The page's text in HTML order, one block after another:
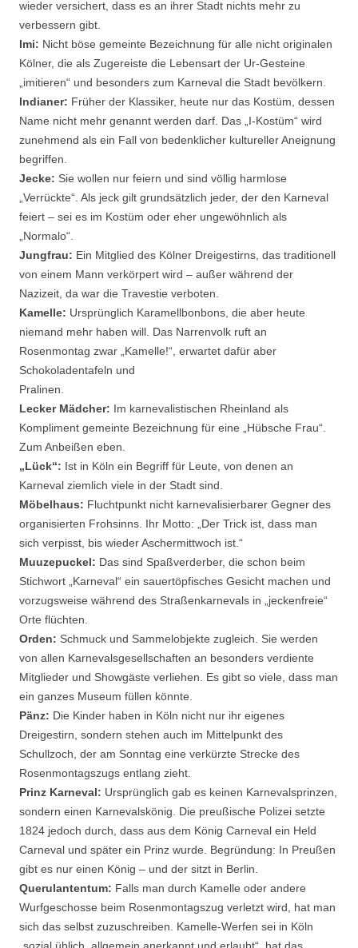
wieder versichert, dass es an ihrer Stadt nichts mehr zu
verbessern gibt.
Imi: Nicht böse gemeinte Bezeichnung für alle nicht originalen
Kölner, die als Zugereiste die Lebensart der Ur-Gesteine
„imitieren“ und besonders zum Karneval die Stadt bevölkern.
Indianer: Früher der Klassiker, heute nur das Kostüm, dessen
Name nicht mehr genannt werden darf. Das „I-Kostüm“ wird
zunehmend als ein Fall von bedenklicher kultureller Aneignung
begriffen.
Jecke: Sie wollen nur feiern und sind völlig harmlose
„Verrückte“. Als jeck gilt grundsätzlich jeder, der den Karneval
feiert – sei es im Kostüm oder eher ungewöhnlich als
„Normalo“.
Jungfrau: Ein Mitglied des Kölner Dreigestirns, das traditionell
von einem Mann verkörpert wird – außer während der
Nazizeit, da war die Travestie verboten.
Kamelle: Ursprünglich Karamellbonbons, die aber heute
niemand mehr haben will. Das Narrenvolk ruft an
Rosenmontag zwar „Kamelle!“, erwartet dafür aber
Schokoladentafeln und
Pralinen.
Lecker Mädcher: Im karnevalistischen Rheinland als
Kompliment gemeinte Bezeichnung für eine „Hübsche Frau“.
Zum Anbeißen eben.
„Lück“: Ist in Köln ein Begriff für Leute, von denen an
Karneval ziemlich viele in der Stadt sind.
Möbelhaus: Fluchtpunkt nicht karnevalisierbarer Gegner des
organisierten Frohsinns. Ihr Motto: „Der Trick ist, dass man
sich verpisst, bis wieder Aschermittwoch ist.“
Muuzepuckel: Das sind Spaßverderber, die schon beim
Stichwort „Karneval“ ein sauertöpfisches Gesicht machen und
vorzugsweise während des Straßenkarnevals in „jeckenfreie“
Orte flüchten.
Orden: Schmuck und Sammelobjekte zugleich. Sie werden
von allen Karnevalsgesellschaften an besonders verdiente
Mitglieder und Showgäste verliehen. Es gibt so viele, dass man
ein ganzes Museum füllen könnte.
Pänz: Die Kinder haben in Köln nicht nur ihr eigenes
Dreigestirn, sondern stehen auch im Mittelpunkt des
Schullzoch, der am Sonntag eine verkürzte Strecke des
Rosenmontagszugs entlang zieht.
Prinz Karneval: Ursprünglich gab es keinen Karnevalsprinzen,
sondern einen Karnevalskönig. Die preußische Polizei setzte
1824 jedoch durch, dass aus dem König Carneval ein Held
Carneval und später ein Prinz wurde. Begründung: In Preußen
gibt es nur einen König – und der sitzt in Berlin.
Querulantentum: Falls man durch Kamelle oder andere
Wurfgeschosse beim Rosenmontagszug verletzt wird, hat man
sich das selbst zuzuschreiben. Kamelle-Werfen sei in Köln
„sozial üblich, allgemein anerkannt und erlaubt“, hat das